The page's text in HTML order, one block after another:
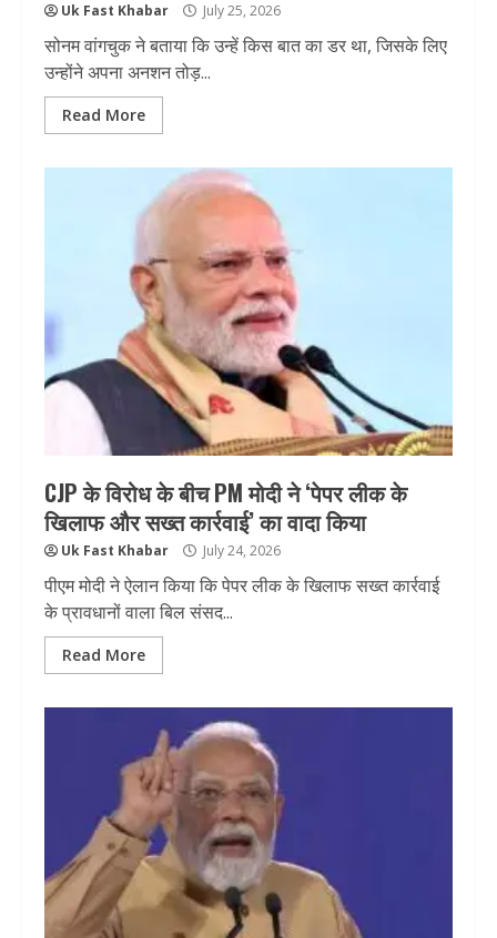
Uk Fast Khabar July 25, 2026
सोनम वांगचुक ने बताया कि उन्हें किस बात का डर था, जिसके लिए
उन्होंने अपना अनशन तोड़...
Read More
CJP के विरोध के बीच PM मोदी ने ‘पेपर लीक के
खिलाफ और सख्त कार्रवाई’ का वादा किया
Uk Fast Khabar July 24, 2026
पीएम मोदी ने ऐलान किया कि पेपर लीक के खिलाफ सख्त कार्रवाई
के प्रावधानों वाला बिल संसद...
Read More